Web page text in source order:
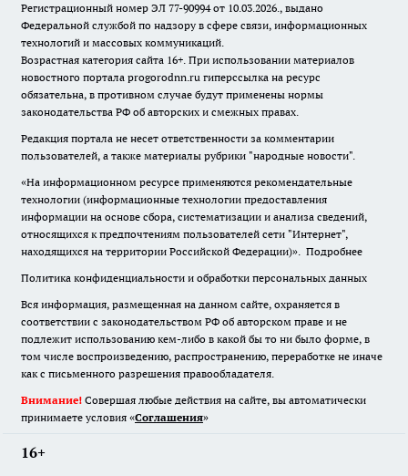
Регистрационный номер ЭЛ 77-90994 от 10.03.2026., выдано
Федеральной службой по надзору в сфере связи, информационных
технологий и массовых коммуникаций.
Возрастная категория сайта 16+. При использовании материалов
новостного портала progorodnn.ru гиперссылка на ресурс
обязательна, в противном случае будут применены нормы
законодательства РФ об авторских и смежных правах.
Редакция портала не несет ответственности за комментарии
пользователей, а также материалы рубрики "народные новости".
«На информационном ресурсе применяются рекомендательные
технологии (информационные технологии предоставления
информации на основе сбора, систематизации и анализа сведений,
относящихся к предпочтениям пользователей сети "Интернет",
находящихся на территории Российской Федерации)». Подробнее
Политика конфиденциальности и обработки персональных данных
Вся информация, размещенная на данном сайте, охраняется в
соответствии с законодательством РФ об авторском праве и не
подлежит использованию кем-либо в какой бы то ни было форме, в
том числе воспроизведению, распространению, переработке не иначе
как с письменного разрешения правообладателя.
Внимание! Совершая любые действия на сайте, вы автоматически
принимаете условия «Cоглашения»
16+